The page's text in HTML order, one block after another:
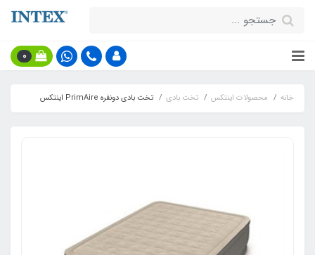
0
خانه محصولات اینتکس تخت بادی تخت بادی دونفره PrimAire اینتکس